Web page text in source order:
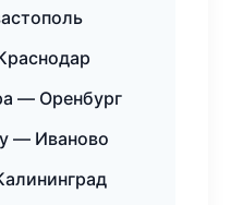
— Оренбург
— Иваново